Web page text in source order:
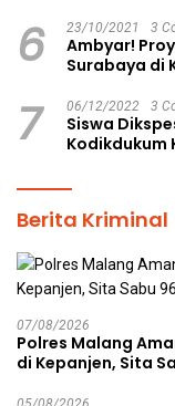
6 23/10/2021 3
Ambyar!
Surabaya di
7 06/12/2022 3
Siswa
Kodikdukum
Berita Kriminal
07/08/2026
Polres Malang
di Kepanjen, Sita